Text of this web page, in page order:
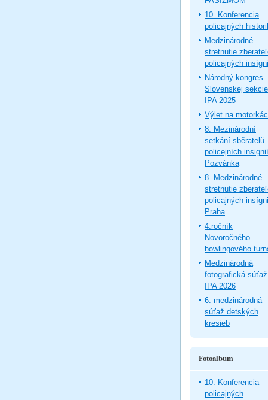
10. Konferencia
policajných
Medzinárodné
stretnutie
policajných
Národný kongres
Slovenskej sekcie
IPA 2025
Výlet na
8. Mezinárodní
setkání sběratelů
policejních
Pozvánka
8. Medzinárodné
stretnutie
policajných
Praha
4.ročník
Novoročného
bowlingového
Medzinárodná
fotografická súťaž
IPA 2026
6. medzinárodná
súťaž detských
kresieb
Fotoalbum
10. Konferencia
policajných